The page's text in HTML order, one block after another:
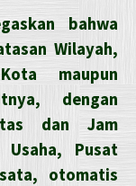
bahwa
Wilayah,
maupun
dengan
dan Jam
Pusat
otomatis